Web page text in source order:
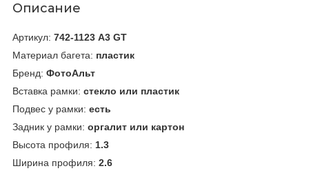
Описание
Артикул: 742-1123 А3 GT
Материал багета: пластик
Бренд: ФотоАльт
Вставка рамки: стекло или пластик
Подвес у рамки: есть
Задник у рамки: оргалит или картон
Высота профиля: 1.3
Ширина профиля: 2.6